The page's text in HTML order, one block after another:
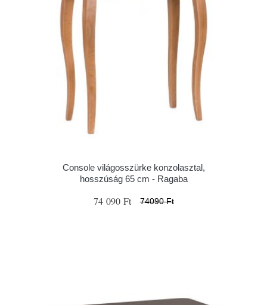
Console világosszürke konzolasztal,
hosszúság 65 cm - Ragaba
74 090 Ft 74090 Ft